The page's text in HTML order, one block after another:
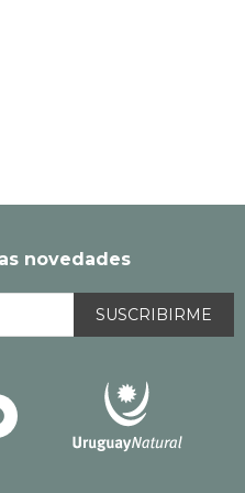
novedades
SUSCRIBIRME